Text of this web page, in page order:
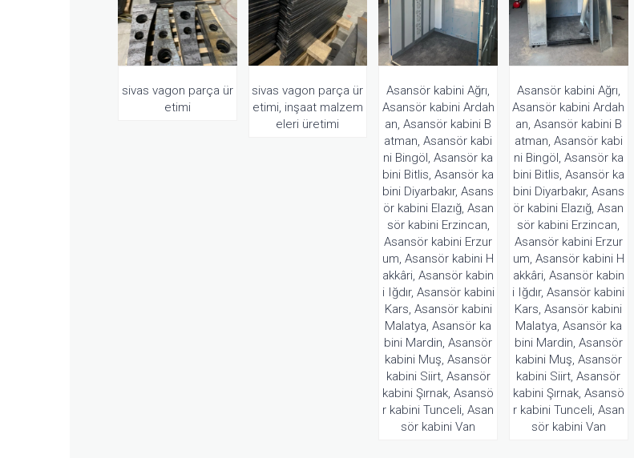
sivas vagon parça ür
etimi
sivas vagon parça ür
etimi, inşaat malzem
eleri üretimi
Asansör kabini Ağrı,
Asansör kabini Ardah
an, Asansör kabini B
atman, Asansör kabi
ni Bingöl, Asansör ka
bini Bitlis, Asansör ka
bini Diyarbakır, Asans
ör kabini Elazığ, Asan
sör kabini Erzincan,
Asansör kabini Erzur
um, Asansör kabini H
akkâri, Asansör kabin
i Iğdır, Asansör kabini
Kars, Asansör kabini
Malatya, Asansör ka
bini Mardin, Asansör
kabini Muş, Asansör
kabini Siirt, Asansör
kabini Şırnak, Asansö
r kabini Tunceli, Asan
sör kabini Van
Asansör kabini Ağrı,
Asansör kabini Ardah
an, Asansör kabini B
atman, Asansör kabi
ni Bingöl, Asansör ka
bini Bitlis, Asansör ka
bini Diyarbakır, Asans
ör kabini Elazığ, Asan
sör kabini Erzincan,
Asansör kabini Erzur
um, Asansör kabini H
akkâri, Asansör kabin
i Iğdır, Asansör kabini
Kars, Asansör kabini
Malatya, Asansör ka
bini Mardin, Asansör
kabini Muş, Asansör
kabini Siirt, Asansör
kabini Şırnak, Asansö
r kabini Tunceli, Asan
sör kabini Van